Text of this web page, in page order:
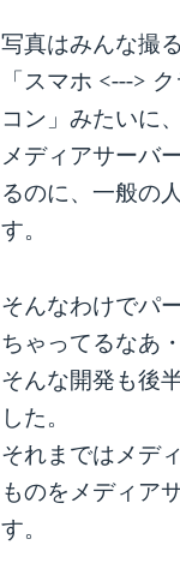
写真はみんな撮
「スマホ <--->
コン」みたいに
メディアサーバ
るのに、一般の
す。
そんなわけでパ
ちゃってるなあ
そんな開発も後
した。
それまではメデ
ものをメディア
す。